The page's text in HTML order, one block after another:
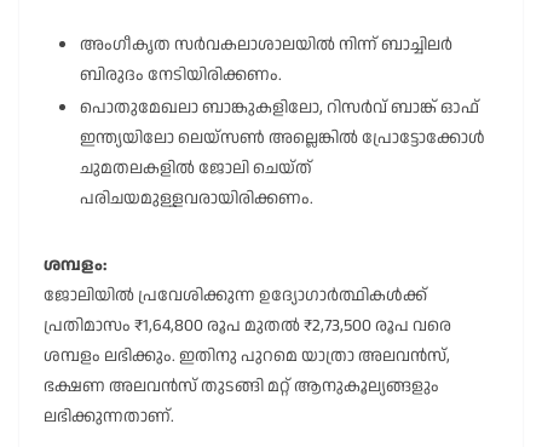
അംഗീകൃത സർവകലാശാലയിൽ നിന്ന് ബാച്ചിലർ
ബിരുദം നേടിയിരിക്കണം.
പൊതുമേഖലാ ബാങ്കുകളിലോ, റിസർവ് ബാങ്ക് ഓഫ്
ഇന്ത്യയിലോ ലെയ്സൺ അല്ലെങ്കിൽ പ്രോട്ടോക്കോൾ
ചുമതലകളിൽ ജോലി ചെയ്ത്
പരിചയമുള്ളവരായിരിക്കണം.
ശമ്പളം:
ജോലിയിൽ പ്രവേശിക്കുന്ന ഉദ്യോഗാർത്ഥികൾക്ക്
പ്രതിമാസം ₹1,64,800 രൂപ മുതൽ ₹2,73,500 രൂപ വരെ
ശമ്പളം ലഭിക്കും. ഇതിനു പുറമെ യാത്രാ അലവൻസ്,
ഭക്ഷണ അലവൻസ് തുടങ്ങി മറ്റ് ആനുകൂല്യങ്ങളും
ലഭിക്കുന്നതാണ്.